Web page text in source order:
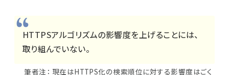
HTTPSアルゴリズムの影響度を上げることには、
取り組んでいない。
筆者注： 現在はHTTPS化の検索順位に対する影響度はごく